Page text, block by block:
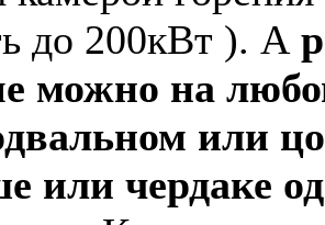
до 200кВт ). А
можно на
или
или чердаке